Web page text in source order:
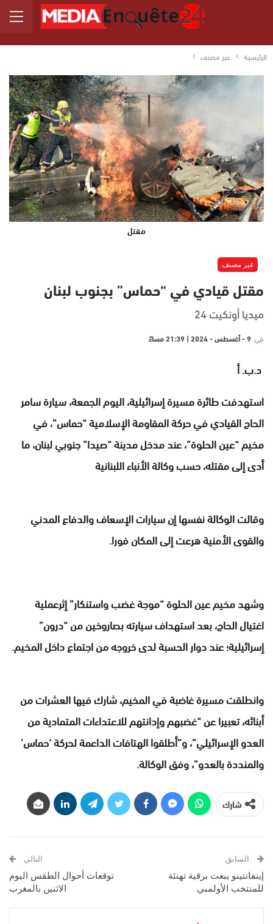
الرئيسية غير مصنف
مقتل
غير مصنف
مقتل قيادي في “حماس” بجنوب لبنان
ميديا أونكيت 24
في 9 - أغسطس - 2024 | 21:39 مساءً
د.ب. أ
استهدفت طائرة مسيرة إسرائيلية، اليوم الجمعة، سيارة سامر
الحاج القيادي في حركة المقاومة الإسلامية “حماس”، في
مخيم “عين الحلوة”، عند مدخل مدينة “صيدا” جنوبي لبنان، ما
أدى إلى مقتله، حسب وكالة الأنباء اللبنانية
وقالت الوكالة نفسها إن سيارات الإسعاف والدفاع المدني
والقوى الأمنية هرعت إلى المكان فورا.
وشهد مخيم عين الحلوة “موجة غضب واستنكار” إثرعملية
اغتيال الحاج، بعد استهداف سيارته بصاروخين من “درون”
إسرائيلية؛ عند دوار الحسبة لدى خروجه من اجتماع داخل المخيم.
وانطلقت مسيرة غاضبة في المخيم، شارك فيها العشرات من
أبنائه، تعبيرا عن “غضبهم وإدانتهم للاعتداءات المتمادية من
العدو الإسرائيلي”، و”أطلقوا الهتافات الداعمة لحركة ‘حماس’
والمنددة بالعدو”، وفق الوكالة.
شارك
السابق
إينفانتينو يبعت برقية تهنئة
للمنتخب الأولمبي
التالي
توقعات أحوال الطقس اليوم
الاثنين بالمغرب